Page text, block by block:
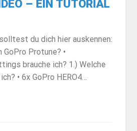
– EIN TUTORIAL
du dich hier auskennen:
GoPro Protune? •
brauche ich? 1.) Welche
• 6x GoPro HERO4…